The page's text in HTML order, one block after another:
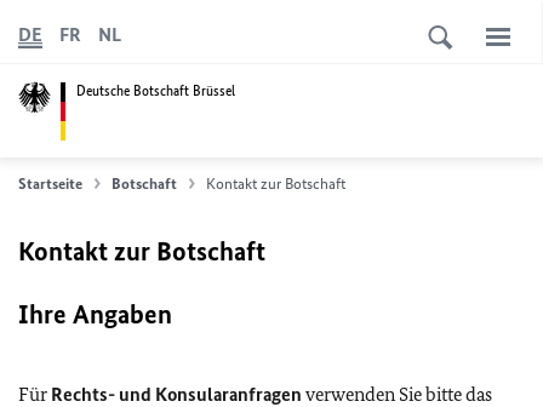
Deutsche Botschaft Brüssel
DE FR NL
Startseite Botschaft Kontakt zur Botschaft
Kontakt zur Botschaft
Ihre Angaben
Für Rechts- und Konsularanfragen verwenden Sie bitte das